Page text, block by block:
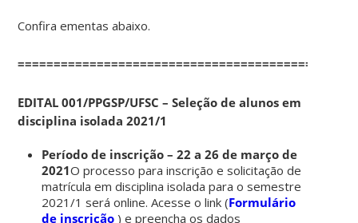
Confira ementas abaixo.
EDITAL 001/PPGSP/UFSC – Seleção de alunos em
disciplina isolada 2021/1
Período de inscrição – 22 a 26 de março de
2021O processo para inscrição e solicitação de
matrícula em disciplina isolada para o semestre
2021/1 será online. Acesse o link (Formulário
de inscrição ) e preencha os dados